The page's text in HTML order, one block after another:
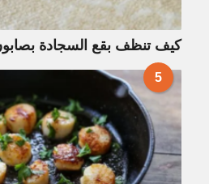
كيف تنظف بقع السجادة
5